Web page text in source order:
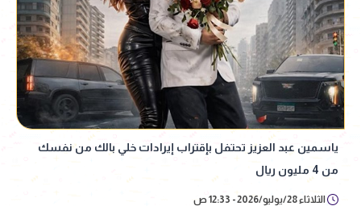
ياسمين عبد العزيز تحتفل بإقتراب إيرادات خلي بالك من نفسك
من 4 مليون ريال
الثلاثاء 28/يوليو/2026 - 12:33 ص